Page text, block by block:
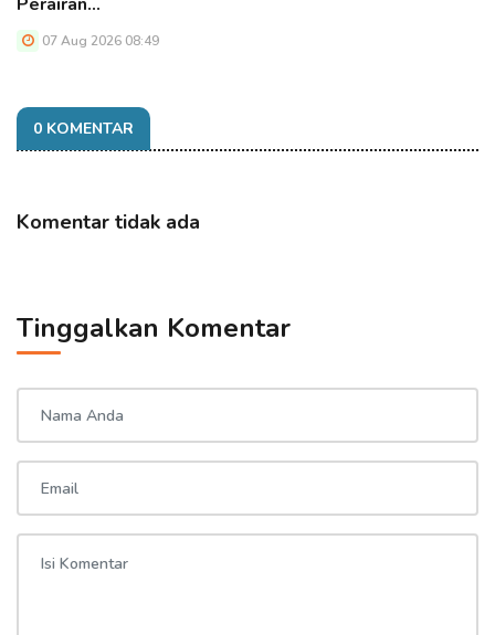
07 Aug 2026 08:49
0 KOMENTAR
Komentar tidak ada
Tinggalkan Komentar